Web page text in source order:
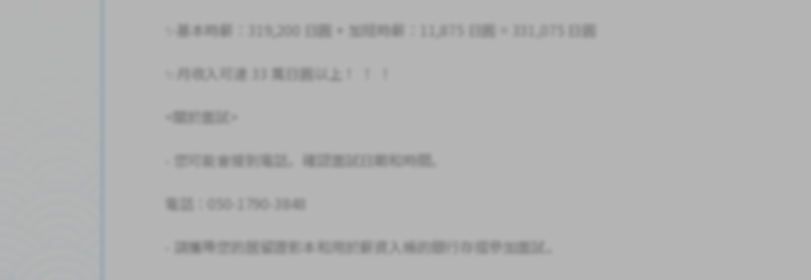
✨基本時薪：319,200 日圓 + 加班時薪：11,875 日圓 = 331,075 日圓
✨月收入可達 33 萬日圓以上！ ！ ！
<關於面試>
- 您可能會接到電話，確認面試日期和時間。
電話：050-1790-3848
- 請攜帶您的居留證影本和用於薪資入帳的銀行存摺參加面試。